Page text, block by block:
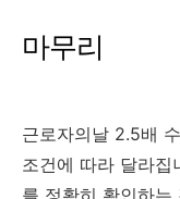
마무리
근로자의날 2.5배
조건에 따라 달라집